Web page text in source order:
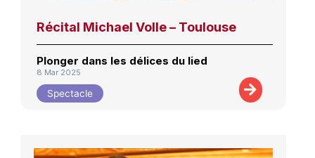
Récital Michael Volle – Toulouse
Plonger dans les délices du lied
8 Mar 2025
Spectacle